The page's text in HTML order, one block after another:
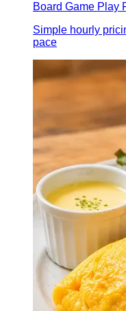
Board Game Play
Simple hourly
pace